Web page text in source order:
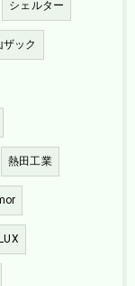
シェルター
ザック
熱田工業